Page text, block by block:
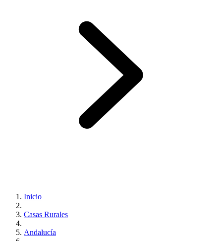
Inicio
Casas Rurales
Andalucía